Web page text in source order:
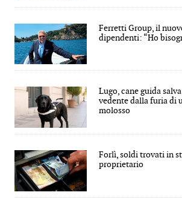
Ferretti Group, il
dipendenti: “Ho
Lugo, cane guida
vedente dalla furia di
molosso
Forlì, soldi trovati in
proprietario